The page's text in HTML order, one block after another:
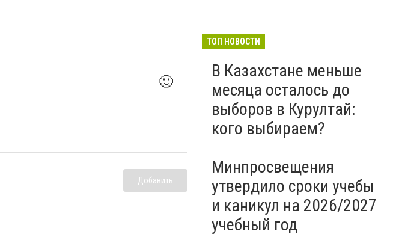
🙂
Добавить
ТОП НОВОСТИ
В Казахстане меньше
месяца осталось до
выборов в Курултай:
кого выбираем?
Минпросвещения
утвердило сроки учебы
и каникул на 2026/2027
учебный год